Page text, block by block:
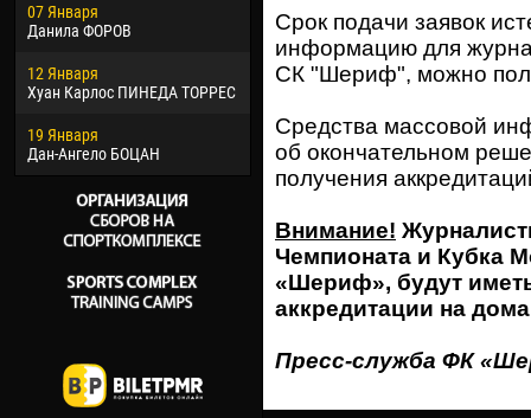
07 Января
Данила ФОРОВ
12 Января
Хуан Карлос ПИНЕДА ТОРРЕС
19 Января
Дан-Ангело БОЦАН
Самба КОНЕ
26 Марта
Витор Уго Морайс де
28 Марта
Раи ЛОПЕС ДЕ ОЛИВЕЙРА
10
15
Срок подачи заявок
информацию для
СК "Шериф", можно
Средства массовой
об окончательном
получения
Внимание!
Чемпионата и Кубка
«Шериф», будут
аккредитации на
Пресс-служба ФК